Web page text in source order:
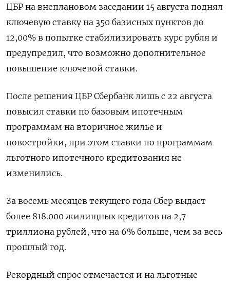
ЦБР на внеплановом заседании 15 августа поднял
ключевую ставку на 350 базисных пунктов до
12,00% в попытке стабилизировать курс рубля и
предупредил, что возможно дополнительное
повышение ключевой ставки.
После решения ЦБР Сбербанк лишь с 22 августа
повысил ставки по базовым ипотечным
программам на вторичное жилье и
новостройки, при этом ставки по программам
льготного ипотечного кредитования не
изменились.
За восемь месяцев текущего года Сбер выдаст
более 818.000 жилищных кредитов на 2,7
триллиона рублей, что на 6% больше, чем за весь
прошлый год.
Рекордный спрос отмечается и на льготные